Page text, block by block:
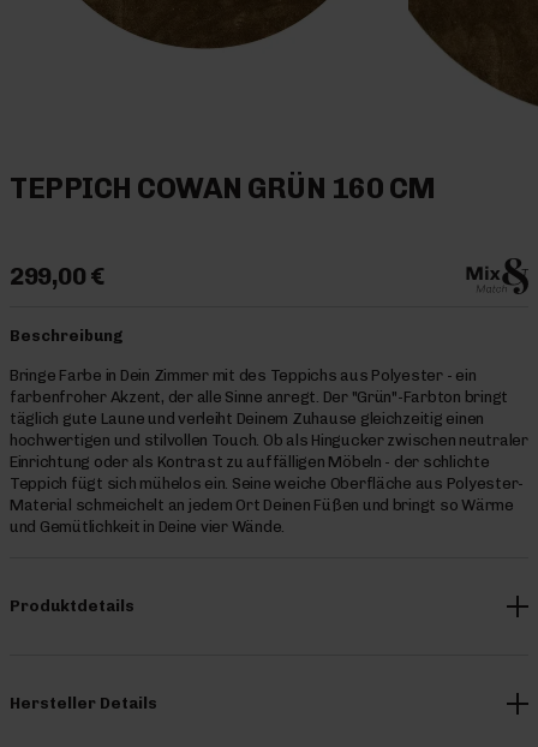
TEPPICH COWAN GRÜN 160 CM
299,00 €
Beschreibung
Bringe Farbe in Dein Zimmer mit des Teppichs aus Polyester - ein
farbenfroher Akzent, der alle Sinne anregt. Der "Grün"-Farbton bringt
täglich gute Laune und verleiht Deinem Zuhause gleichzeitig einen
hochwertigen und stilvollen Touch. Ob als Hingucker zwischen neutraler
Einrichtung oder als Kontrast zu auffälligen Möbeln - der schlichte
Teppich fügt sich mühelos ein. Seine weiche Oberfläche aus Polyester-
Material schmeichelt an jedem Ort Deinen Füßen und bringt so Wärme
und Gemütlichkeit in Deine vier Wände.
Produktdetails
Hersteller Details